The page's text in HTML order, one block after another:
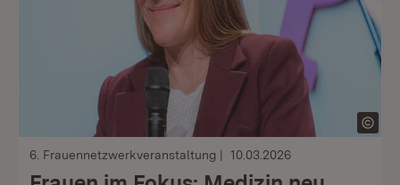
6. Frauennetzwerkveranstaltung 10.03.2026